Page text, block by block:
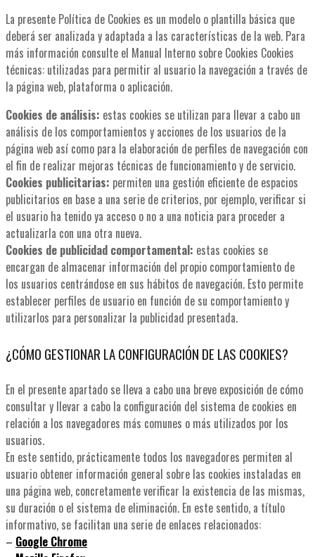
La presente Política de Cookies es un modelo o plantilla básica que
deberá ser analizada y adaptada a las características de la web. Para
más información consulte el Manual Interno sobre Cookies Cookies
técnicas: utilizadas para permitir al usuario la navegación a través de
la página web, plataforma o aplicación.
Cookies de análisis: estas cookies se utilizan para llevar a cabo un
análisis de los comportamientos y acciones de los usuarios de la
página web así como para la elaboración de perfiles de navegación con
el fin de realizar mejoras técnicas de funcionamiento y de servicio.
Cookies publicitarias: permiten una gestión eficiente de espacios
publicitarios en base a una serie de criterios, por ejemplo, verificar si
el usuario ha tenido ya acceso o no a una noticia para proceder a
actualizarla con una otra nueva.
Cookies de publicidad comportamental: estas cookies se
encargan de almacenar información del propio comportamiento de
los usuarios centrándose en sus hábitos de navegación. Esto permite
establecer perfiles de usuario en función de su comportamiento y
utilizarlos para personalizar la publicidad presentada.
¿CÓMO GESTIONAR LA CONFIGURACIÓN DE LAS COOKIES?
En el presente apartado se lleva a cabo una breve exposición de cómo
consultar y llevar a cabo la configuración del sistema de cookies en
relación a los navegadores más comunes o más utilizados por los
usuarios.
En este sentido, prácticamente todos los navegadores permiten al
usuario obtener información general sobre las cookies instaladas en
una página web, concretamente verificar la existencia de las mismas,
su duración o el sistema de eliminación. En este sentido, a título
informativo, se facilitan una serie de enlaces relacionados:
– Google Chrome